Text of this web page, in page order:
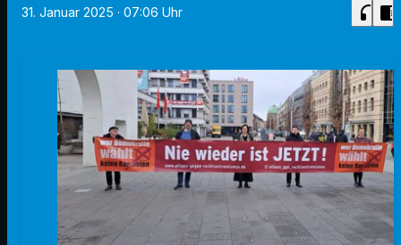
31. Januar 2025 · 07:06 Uhr headphones chrome_reader_mode